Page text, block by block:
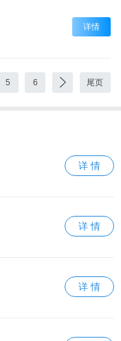
详情
5 6 尾页
详 情
详 情
详 情